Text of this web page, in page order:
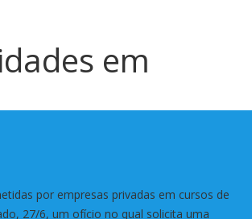
em
por empresas privadas em cursos de
27/6, um ofício no qual solicita uma